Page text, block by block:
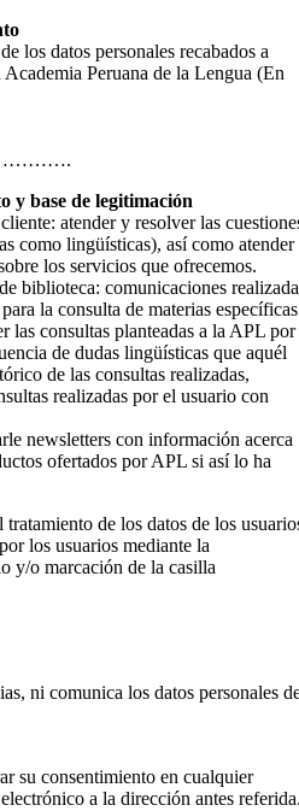
los datos personales recabados a
Peruana de la Lengua (En
y base de legitimación
atender y resolver las
como lingüísticas), así como atender
los servicios que ofrecemos.
biblioteca: comunicaciones
la consulta de materias
las consultas planteadas a la APL por
de dudas lingüísticas que aquél
de las consultas realizadas,
realizadas por el usuario con
newsletters con información acerca
ofertados por APL si así lo ha
de los datos de los
los usuarios mediante la
y/o marcación de la casilla
ni comunica los datos personales
su consentimiento en cualquier
a la dirección antes